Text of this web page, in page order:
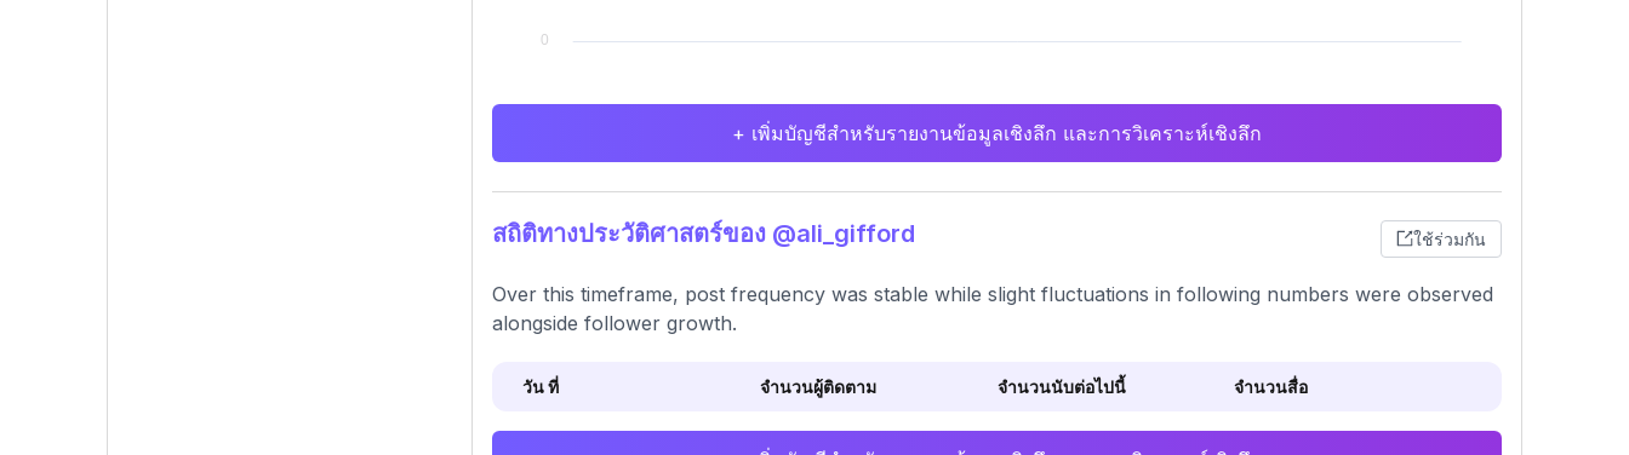
+ เพิ่มบัญชีสำหรับรายงานข้อมูลเชิงลึก และการวิเคราะห์เชิงลึก
สถิติทางประวัติศาสตร์ของ @ali_gifford ใช้ร่วมกัน
Over this timeframe, post frequency was stable while slight fluctuations in following numbers were observed
alongside follower growth.
วัน ที่ จำนวนผู้ติดตาม จำนวนนับต่อไปนี้ จำนวนสื่อ